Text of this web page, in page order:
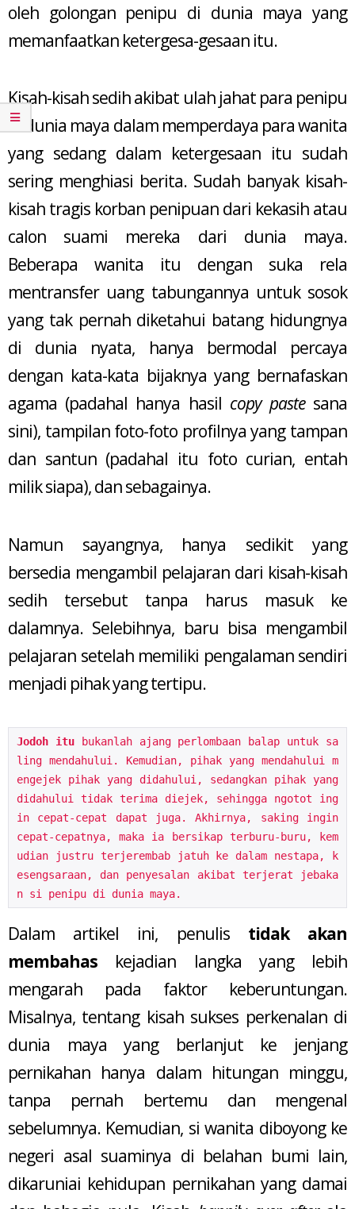
oleh golongan penipu di dunia maya yang
memanfaatkan ketergesa-gesaan itu.
Kisah-kisah sedih akibat ulah jahat para penipu
di dunia maya dalam memperdaya para wanita
yang sedang dalam ketergesaan itu sudah
sering menghiasi berita. Sudah banyak kisah-
kisah tragis korban penipuan dari kekasih atau
calon suami mereka dari dunia maya.
Beberapa wanita itu dengan suka rela
mentransfer uang tabungannya untuk sosok
yang tak pernah diketahui batang hidungnya
di dunia nyata, hanya bermodal percaya
dengan kata-kata bijaknya yang bernafaskan
agama (padahal hanya hasil copy pastesana
sini), tampilan foto-foto profilnya yang tampan
dan santun (padahal itu foto curian, entah
milik siapa), dan sebagainya.
Namun sayangnya, hanya sedikit yang
bersedia mengambil pelajaran dari kisah-kisah
sedih tersebut tanpa harus masuk ke
dalamnya. Selebihnya, baru bisa mengambil
pelajaran setelah memiliki pengalaman sendiri
menjadi pihak yang tertipu.
Jodoh itu bukanlah ajang perlombaan balap untuk sa
ling mendahului. Kemudian, pihak yang mendahului m
engejek pihak yang didahului, sedangkan pihak yang
didahului tidak terima diejek, sehingga ngotot ing
in cepat-cepat dapat juga. Akhirnya, saking ingin
cepat-cepatnya, maka ia bersikap terburu-buru, kem
udian justru terjerembab jatuh ke dalam nestapa, k
esengsaraan, dan penyesalan akibat terjerat jebaka
n si penipu di dunia maya.
Dalam artikel ini, penulis tidak akan
membahas kejadian langka yang lebih
mengarah pada faktor keberuntungan.
Misalnya, tentang kisah sukses perkenalan di
dunia maya yang berlanjut ke jenjang
pernikahan hanya dalam hitungan minggu,
tanpa pernah bertemu dan mengenal
sebelumnya. Kemudian, si wanita diboyong ke
negeri asal suaminya di belahan bumi lain,
dikaruniai kehidupan pernikahan yang damai